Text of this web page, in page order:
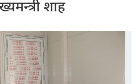
शाह